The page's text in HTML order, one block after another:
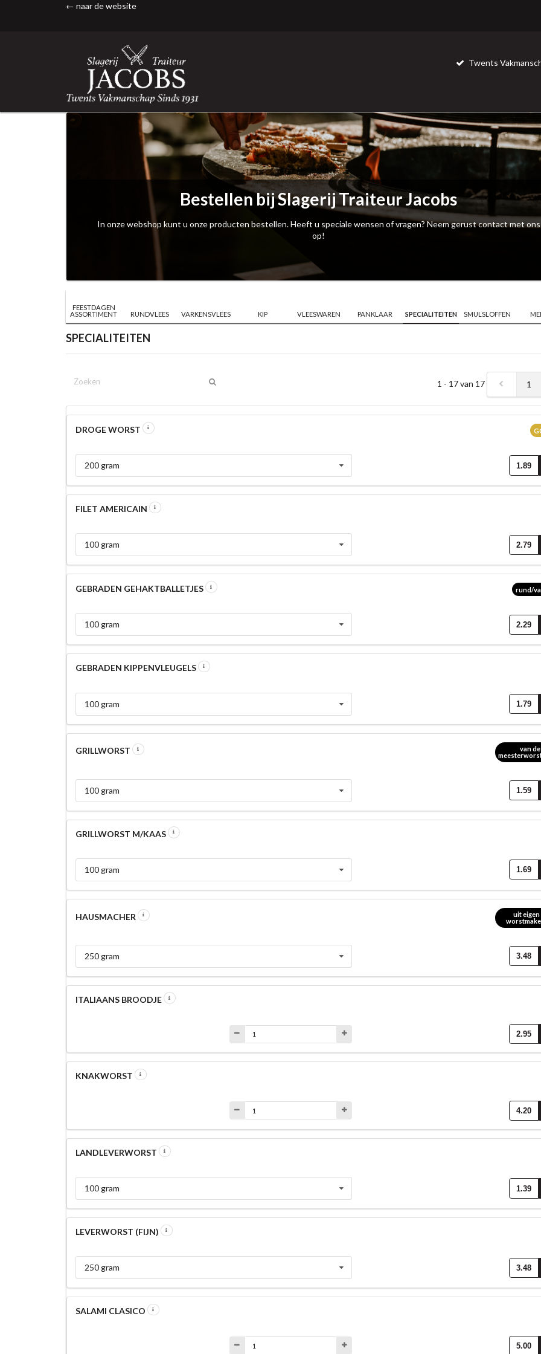
← naar de website
Twents
Bestellen bij Slagerij Traiteur Jacobs
In onze webshop kunt u onze producten bestellen. Heeft u speciale wensen of vragen? Neem gerust contact met ons
op!
FEESTDAGEN
ASSORTIMENT
RUNDVLEES VARKENSVLEES KIP VLEESWAREN PANKLAAR SPECIALITEITEN SMULSLOFFEN
SPECIALITEITEN
1 - 17 van 17 1
DROGE WORST
200 gram 1.89
FILET AMERICAIN
100 gram 2.79
GEBRADEN GEHAKTBALLETJES rund/
100 gram 2.29
GEBRADEN KIPPENVLEUGELS
100 gram 1.79
GRILLWORST
van de
100 gram 1.59
GRILLWORST M/KAAS
100 gram 1.69
HAUSMACHER
uit eigen
250 gram 3.48
ITALIAANS BROODJE
2.95
KNAKWORST
4.20
LANDLEVERWORST
100 gram 1.39
LEVERWORST (FIJN)
250 gram 3.48
SALAMI CLASICO
5.00